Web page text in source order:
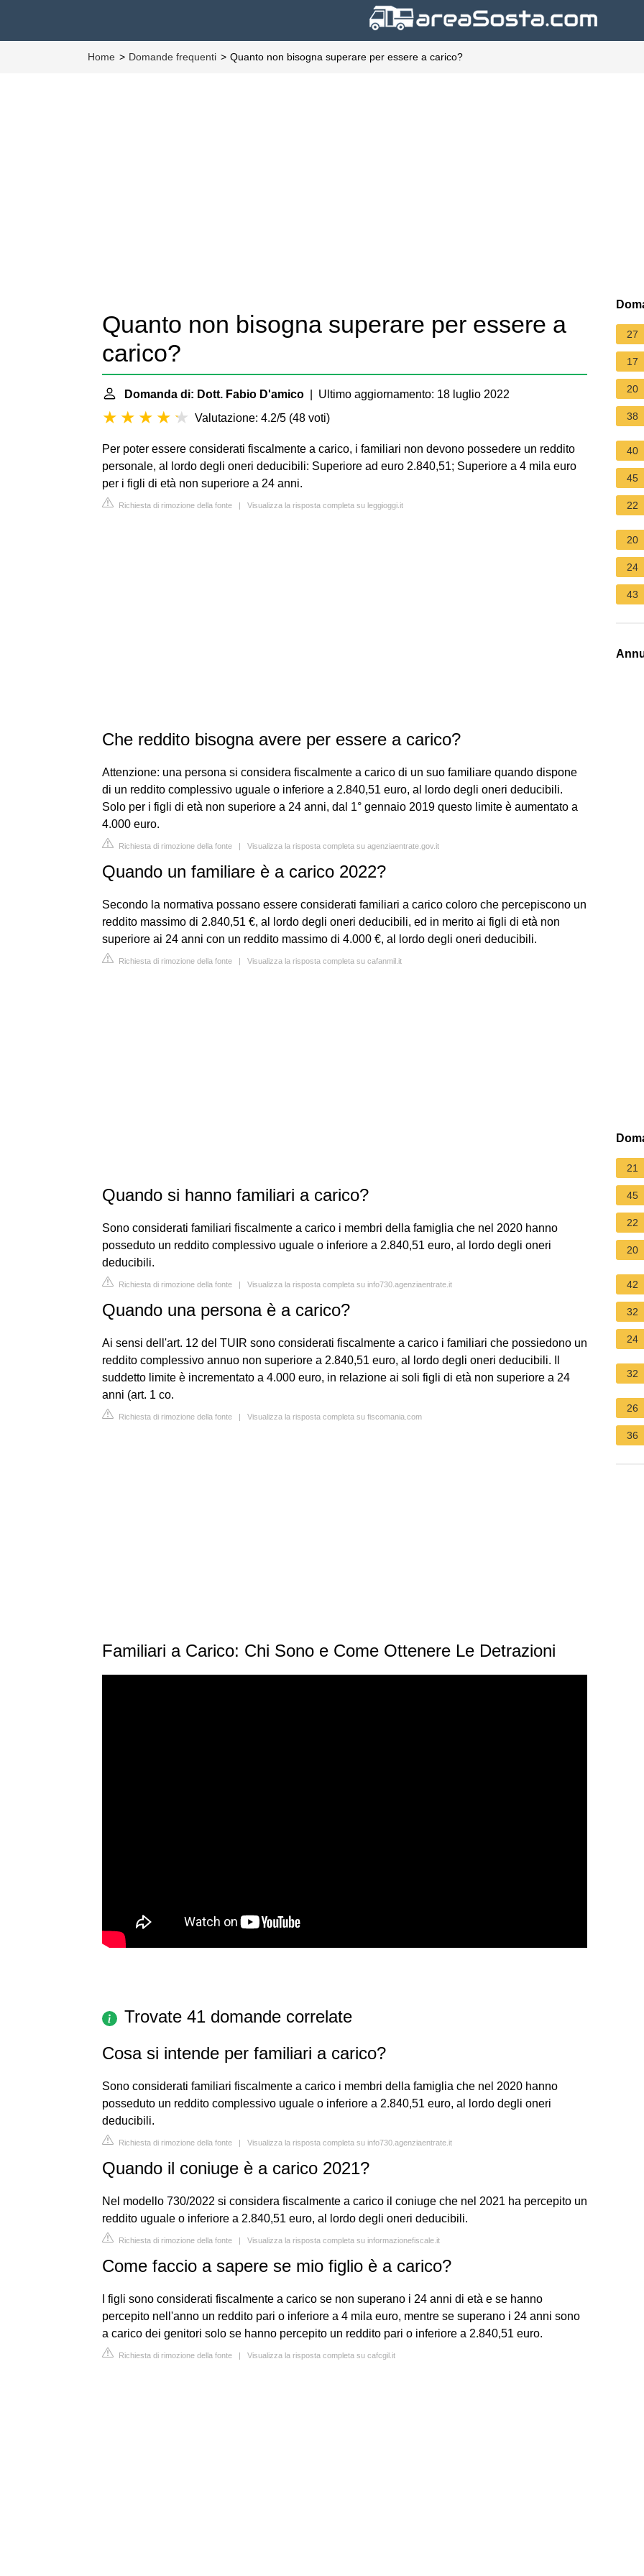
Home Domande frequenti Quanto non bisogna superare per essere a carico?
Quanto non bisogna superare per essere a
carico?
Domanda di: Dott. Fabio D'amico | Ultimo aggiornamento: 18 luglio 2022
Valutazione: 4.2/5 (48 voti)
Per poter essere considerati fiscalmente a carico, i familiari non devono possedere un reddito
personale, al lordo degli oneri deducibili: Superiore ad euro 2.840,51; Superiore a 4 mila euro
per i figli di età non superiore a 24 anni.
Richiesta di rimozione della fonte | Visualizza la risposta completa su leggioggi.it
Che reddito bisogna avere per essere a carico?
Attenzione: una persona si considera fiscalmente a carico di un suo familiare quando dispone
di un reddito complessivo uguale o inferiore a 2.840,51 euro, al lordo degli oneri deducibili.
Solo per i figli di età non superiore a 24 anni, dal 1° gennaio 2019 questo limite è aumentato a
4.000 euro.
Richiesta di rimozione della fonte | Visualizza la risposta completa su agenziaentrate.gov.it
Quando un familiare è a carico 2022?
Secondo la normativa possano essere considerati familiari a carico coloro che percepiscono un
reddito massimo di 2.840,51 €, al lordo degli oneri deducibili, ed in merito ai figli di età non
superiore ai 24 anni con un reddito massimo di 4.000 €, al lordo degli oneri deducibili.
Richiesta di rimozione della fonte | Visualizza la risposta completa su cafanmil.it
Quando si hanno familiari a carico?
Sono considerati familiari fiscalmente a carico i membri della famiglia che nel 2020 hanno
posseduto un reddito complessivo uguale o inferiore a 2.840,51 euro, al lordo degli oneri
deducibili.
Richiesta di rimozione della fonte | Visualizza la risposta completa su info730.agenziaentrate.it
Quando una persona è a carico?
Ai sensi dell'art. 12 del TUIR sono considerati fiscalmente a carico i familiari che possiedono un
reddito complessivo annuo non superiore a 2.840,51 euro, al lordo degli oneri deducibili. Il
suddetto limite è incrementato a 4.000 euro, in relazione ai soli figli di età non superiore a 24
anni (art. 1 co.
Richiesta di rimozione della fonte | Visualizza la risposta completa su fiscomania.com
Familiari a Carico: Chi Sono e Come Ottenere Le Detrazioni
Trovate 41 domande correlate
Cosa si intende per familiari a carico?
Sono considerati familiari fiscalmente a carico i membri della famiglia che nel 2020 hanno
posseduto un reddito complessivo uguale o inferiore a 2.840,51 euro, al lordo degli oneri
deducibili.
Richiesta di rimozione della fonte | Visualizza la risposta completa su info730.agenziaentrate.it
Quando il coniuge è a carico 2021?
Nel modello 730/2022 si considera fiscalmente a carico il coniuge che nel 2021 ha percepito un
reddito uguale o inferiore a 2.840,51 euro, al lordo degli oneri deducibili.
Richiesta di rimozione della fonte | Visualizza la risposta completa su informazionefiscale.it
Come faccio a sapere se mio figlio è a carico?
I figli sono considerati fiscalmente a carico se non superano i 24 anni di età e se hanno
percepito nell'anno un reddito pari o inferiore a 4 mila euro, mentre se superano i 24 anni sono
a carico dei genitori solo se hanno percepito un reddito pari o inferiore a 2.840,51 euro.
Richiesta di rimozione della fonte | Visualizza la risposta completa su cafcgil.it
27
17
20
38
40
45
22
20
24
43
21
45
22
20
42
32
24
32
26
36